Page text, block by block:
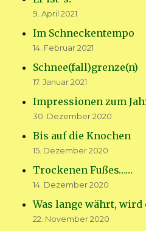
9. April 2021
Im Schneckentempo
14. Februar 2021
Schnee(fall)grenze(n)
17. Januar 2021
Impressionen zum
30. Dezember 2020
Bis auf die Knochen
15. Dezember 2020
Trockenen Fußes……
14. Dezember 2020
Was lange währt, wird
22. November 2020